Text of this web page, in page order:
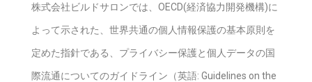
株式会社ビルドサロンでは、OECD(経済協力開発機構)に
よって示された、​世界共通の個人情報保護の基本原則を
定めた指針である、プライバシー保護と個人データの国
際流通についてのガイドライン（英語: Guidelines on the